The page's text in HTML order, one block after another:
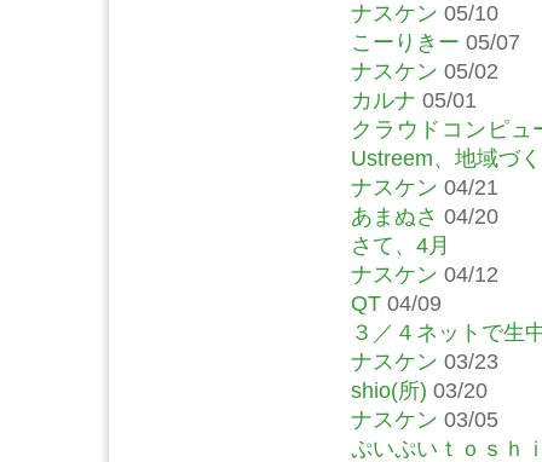
ナスケン 05/10
こーりきー 05/07
ナスケン 05/02
カルナ 05/01
クラウドコンピュ
Ustreem、地域づ
ナスケン 04/21
あまぬさ 04/20
さて、4月
ナスケン 04/12
QT 04/09
３／４ネットで生
ナスケン 03/23
shio(所) 03/20
ナスケン 03/05
ぷいぷいｔｏｓｈ